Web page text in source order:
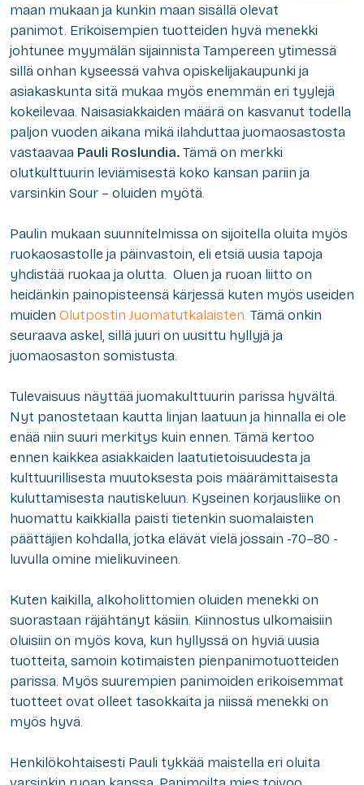
maan mukaan ja kunkin maan sisällä olevat
panimot. Erikoisempien tuotteiden hyvä menekki
johtunee myymälän sijainnista Tampereen ytimessä
sillä onhan kyseessä vahva opiskelijakaupunki ja
asiakaskunta sitä mukaa myös enemmän eri tyylejä
kokeilevaa. Naisasiakkaiden määrä on kasvanut todella
paljon vuoden aikana mikä ilahduttaa juomaosastosta
vastaavaa Pauli Roslundia.Tämä on merkki
olutkulttuurin leviämisestä koko kansan pariin ja
varsinkin Sour – oluiden myötä.
Paulin mukaan suunnitelmissa on sijoitella oluita myös
ruokaosastolle ja päinvastoin, eli etsiä uusia tapoja
yhdistää ruokaa ja olutta. Oluen ja ruoan liitto on
heidänkin painopisteensä kärjessä kuten myös useiden
muiden Olutpostin Juomatutkalaisten. Tämä onkin
seuraava askel, sillä juuri on uusittu hyllyjä ja
juomaosaston somistusta.
Tulevaisuus näyttää juomakulttuurin parissa hyvältä.
Nyt panostetaan kautta linjan laatuun ja hinnalla ei ole
enää niin suuri merkitys kuin ennen. Tämä kertoo
ennen kaikkea asiakkaiden laatutietoisuudesta ja
kulttuurillisesta muutoksesta pois määrämittaisesta
kuluttamisesta nautiskeluun. Kyseinen korjausliike on
huomattu kaikkialla paisti tietenkin suomalaisten
päättäjien kohdalla, jotka elävät vielä jossain -70–80 -
luvulla omine mielikuvineen.
Kuten kaikilla, alkoholittomien oluiden menekki on
suorastaan räjähtänyt käsiin. Kiinnostus ulkomaisiin
oluisiin on myös kova, kun hyllyssä on hyviä uusia
tuotteita, samoin kotimaisten pienpanimotuotteiden
parissa. Myös suurempien panimoiden erikoisemmat
tuotteet ovat olleet tasokkaita ja niissä menekki on
myös hyvä.
Henkilökohtaisesti Pauli tykkää maistella eri oluita